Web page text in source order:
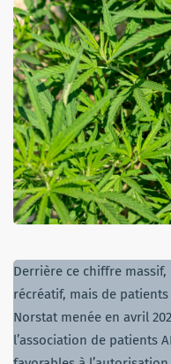
Derrière ce chiffre massif,
récréatif, mais de
Norstat menée en avril
l’association de patients